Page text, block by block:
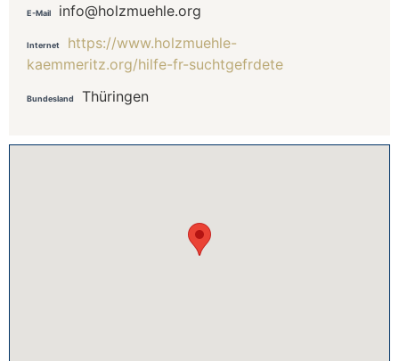
E-Mail info@holzmuehle.org
Internet
https://www.holzmuehle-
kaemmeritz.org/hilfe-fr-suchtgefrdete
Bundesland Thüringen